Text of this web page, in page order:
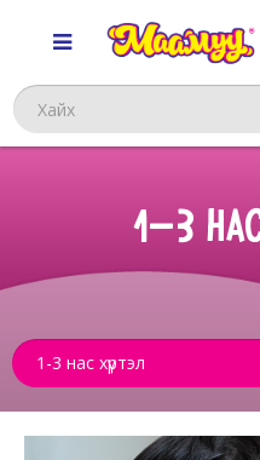
Хайх
1-3